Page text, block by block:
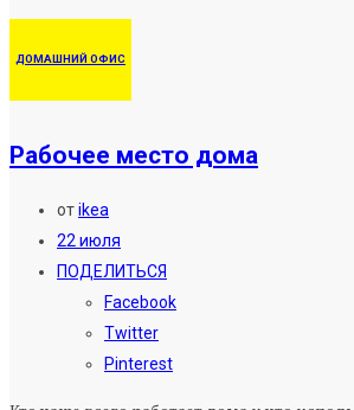
ДОМАШНИЙ ОФИС
Рабочее место дома
отikea
22 июля
ПОДЕЛИТЬСЯ
Facebook
Twitter
Pinterest